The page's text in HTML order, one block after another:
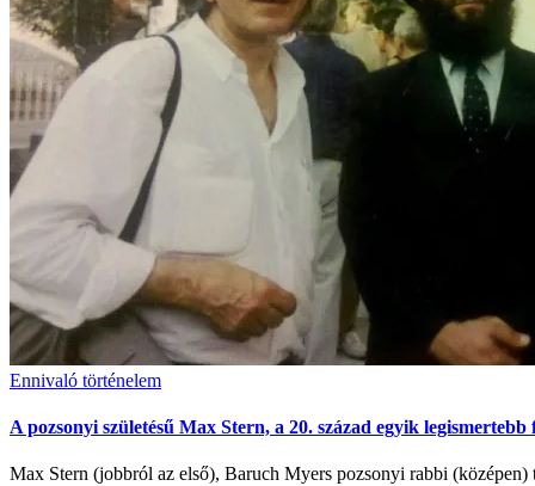
Ennivaló történelem
A pozsonyi születésű Max Stern, a 20. század egyik
Max Stern (jobbról az első), Baruch Myers pozsonyi rabbi (középen)